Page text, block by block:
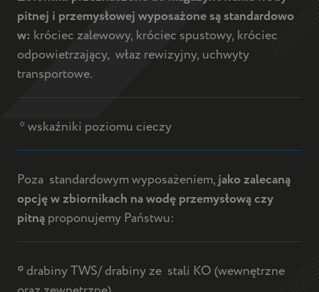
pitnej i przemysłowej wyposażone są standardowo
w: króciec zalewowy, króciec spustowy, króciec
odpowietrzający, właz rewizyjny, uchwyty
transportowe.
* wskaźniki poziomu cieczy
Poza standardowym wyposażeniem,jako zalecaną
opcję w zbiornikach na wodę przemysłową czy
pitnąproponujemy Państwu:
*drabiny TWS/ drabiny ze stali KO (wewnętrzne